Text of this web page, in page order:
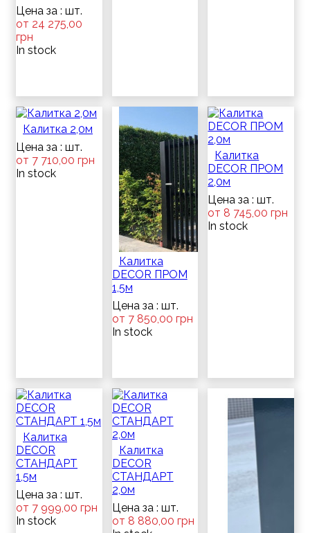
Цена за : шт.
от 24 275,00
грн
In stock
Калитка 2,0м
Цена за : шт.
от 7 710,00 грн
In stock
Калитка
DECOR ПРОМ
1,5м
Цена за : шт.
от 7 850,00 грн
In stock
Калитка
DECOR ПРОМ
2,0м
Цена за : шт.
от 8 745,00 грн
In stock
Калитка
DECOR
СТАНДАРТ
1,5м
Цена за : шт.
от 7 999,00 грн
In stock
Калитка
DECOR
СТАНДАРТ
2,0м
Цена за : шт.
от 8 880,00 грн